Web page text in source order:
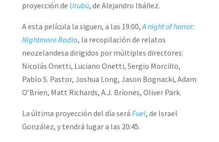
proyección de Urubú, de Alejandro Ibáñez.
A esta película la siguen, a las 19:00,A night of horror:
Nightmare Radio, la recopilación de relatos
neozelandesa dirigidos por múltiples directores:
Nicolás Onetti, Luciano Onetti, Sergio Morcillo,
Pablo S. Pastor, Joshua Long, Jason Bognacki, Adam
O’Brien, Matt Richards, A.J. Briones, Oliver Park.
La última proyección del día será Fuel, de Israel
González, y tendrá lugar a las 20:45.